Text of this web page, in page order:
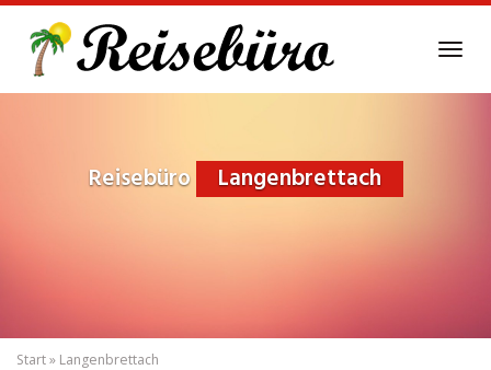
main
Reisebüro Langenbrettach
Start» Langenbrettach